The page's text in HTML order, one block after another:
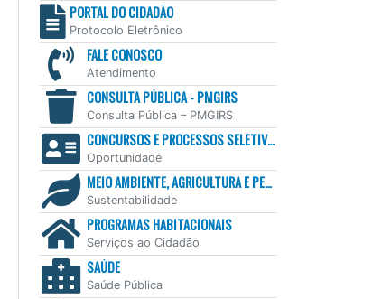
PORTAL DO CIDADÃO
Protocolo Eletrônico
FALE CONOSCO
Atendimento
CONSULTA PÚBLICA - PMGIRS
Consulta Pública – PMGIRS
CONCURSOS E PROCESSOS SELETIVOS
Oportunidade
MEIO AMBIENTE, AGRICULTURA E PESCA
Sustentabilidade
PROGRAMAS HABITACIONAIS
Serviços ao Cidadão
SAÚDE
Saúde Pública